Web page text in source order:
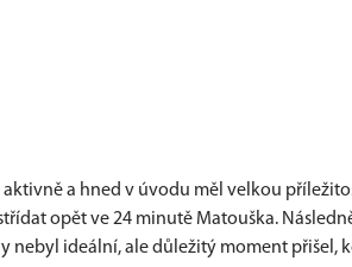
aktivně a hned v úvodu měl velkou
opět ve 24 minutě Matouška.
nebyl ideální, ale důležitý moment přišel,